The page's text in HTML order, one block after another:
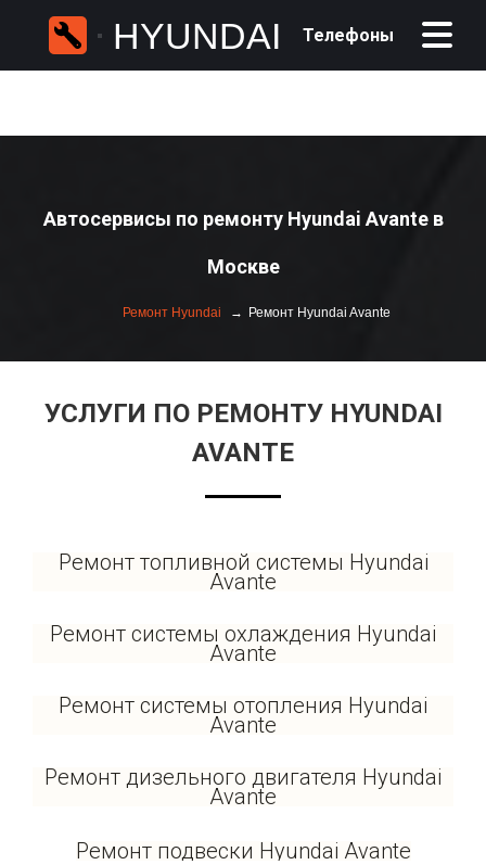
HYUNDAI Телефоны
Автосервисы по ремонту Hyundai Avante в
Москве
Ремонт Hyundai Ремонт Hyundai Avante
УСЛУГИ ПО РЕМОНТУ HYUNDAI
AVANTE
Ремонт топливной системы Hyundai
Avante
Ремонт системы охлаждения Hyundai
Avante
Ремонт системы отопления Hyundai
Avante
Ремонт дизельного двигателя Hyundai
Avante
Ремонт подвески Hyundai Avante